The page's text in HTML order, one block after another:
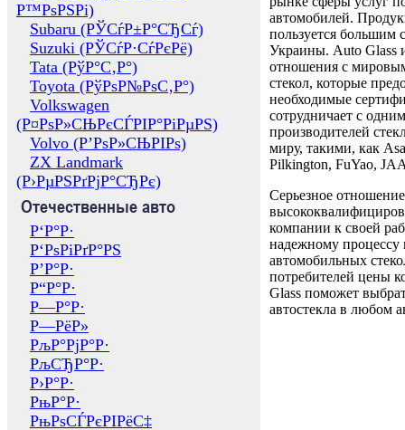
Р™РѕРЅРі)
Subaru (РЎСѓР±Р°СЂСѓ)
Suzuki (РЎСѓР·СѓРєРё)
Tata (РўР°С‚Р°)
Toyota (РўРѕР№РѕС‚Р°)
Volkswagen
(Р¤РѕР»СЊРєСЃРІР°РіРµРЅ)
Volvo (Р’РѕР»СЊРІРѕ)
ZX Landmark
(Р›РµРЅРґРјР°СЂРє)
Отечественные авто
Р‘Р°Р·
Р‘РѕРіРґР°РЅ
Р’Р°Р·
Р“Р°Р·
Р—Р°Р·
Р—РёР»
РљР°РјР°Р·
РљСЂР°Р·
Р›Р°Р·
РњР°Р·
РњРѕСЃРєРІРёС‡
автомобилей.
пользуется большим
Украины. Auto Glass
отношения с
стекол, которые
необходимые
сотрудничает с
производителей
миру, такими, как
Pilkington, FuYao,
Серьезное отношение
компании к своей
надежному процессу
автомобильных
потребителей цены
Glass поможет
автостекла в любом